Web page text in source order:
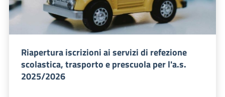
Riapertura iscrizioni ai servizi di refezione
scolastica, trasporto e prescuola per l'a.s.
2025/2026